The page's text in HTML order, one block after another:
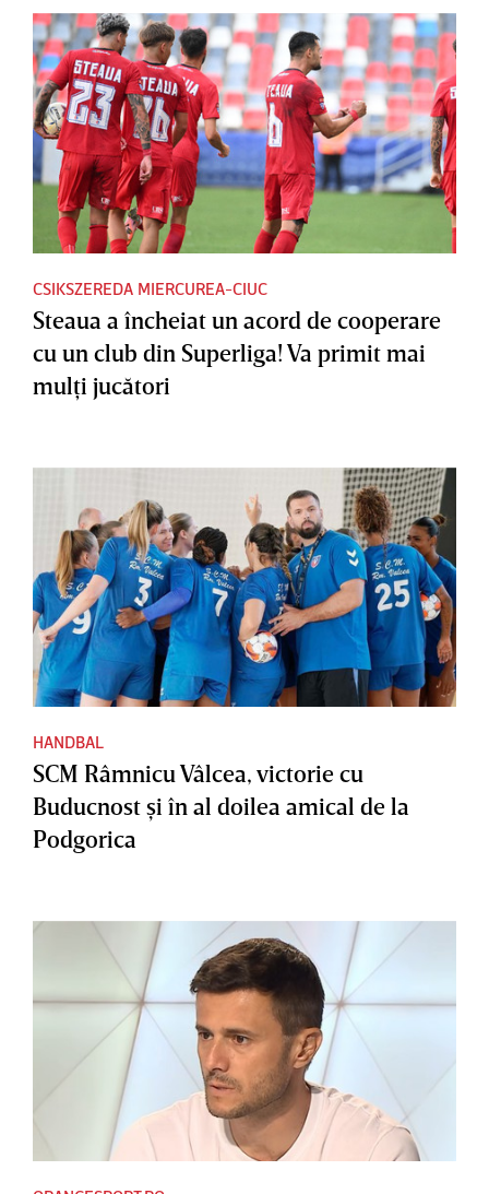
CSIKSZEREDA MIERCUREA-CIUC
Steaua a încheiat un acord de cooperare
cu un club din Superliga! Va primit mai
mulţi jucători
HANDBAL
SCM Râmnicu Vâlcea, victorie cu
Buducnost şi în al doilea amical de la
Podgorica